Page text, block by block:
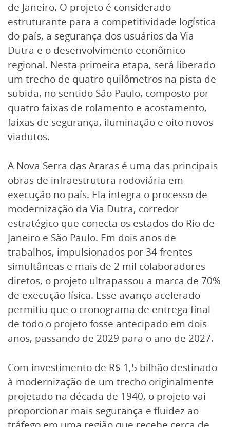
de Janeiro. O projeto é considerado
estruturante para a competitividade logística
do país, a segurança dos usuários da Via
Dutra e o desenvolvimento econômico
regional. Nesta primeira etapa, será liberado
um trecho de quatro quilômetros na pista de
subida, no sentido São Paulo, composto por
quatro faixas de rolamento e acostamento,
faixas de segurança, iluminação e oito novos
viadutos.
A Nova Serra das Araras é uma das principais
obras de infraestrutura rodoviária em
execução no país. Ela integra o processo de
modernização da Via Dutra, corredor
estratégico que conecta os estados do Rio de
Janeiro e São Paulo. Em dois anos de
trabalhos, impulsionados por 34 frentes
simultâneas e mais de 2 mil colaboradores
diretos, o projeto ultrapassou a marca de 70%
de execução física. Esse avanço acelerado
permitiu que o cronograma de entrega final
de todo o projeto fosse antecipado em dois
anos, passando de 2029 para o ano de 2027.
Com investimento de R$ 1,5 bilhão destinado
à modernização de um trecho originalmente
projetado na década de 1940, o projeto vai
proporcionar mais segurança e fluidez ao